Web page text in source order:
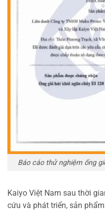
Báo cáo thử nghiệm ống
Kaiyo Việt Nam sau thời
cứu và phát triển, sản